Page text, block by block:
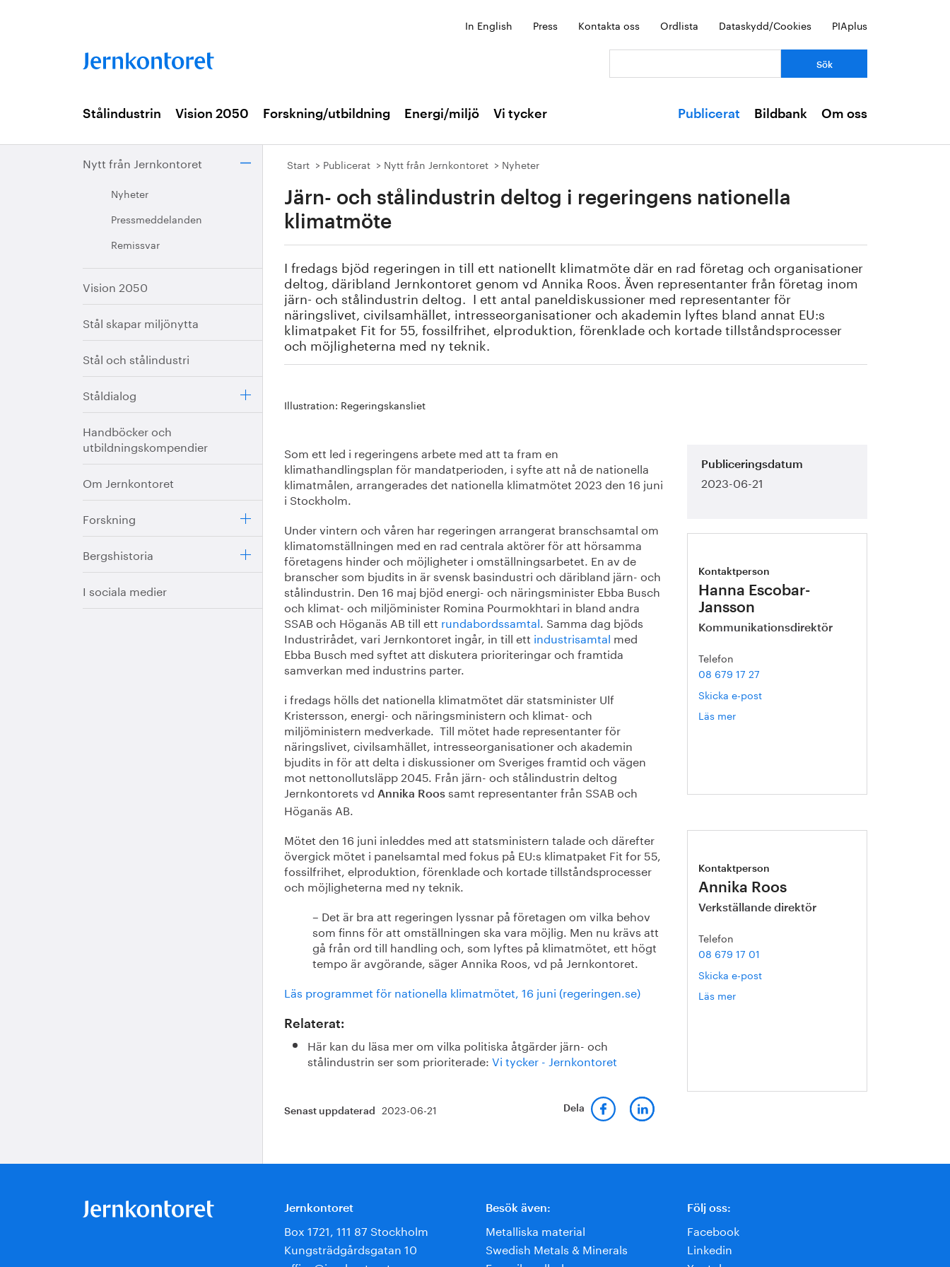
In English Press Kontakta oss Ordlista Dataskydd/Cookies PIAplus
Stålindustrin Vision 2050 Forskning/utbildning Energi/miljö Vi tycker Publicerat Bildbank Om oss
Nytt från Jernkontoret
Nyheter
Pressmeddelanden
Remissvar
Vision 2050
Stål skapar miljönytta
Stål och stålindustri
Ståldialog
Handböcker och
utbildningskompendier
Om Jernkontoret
Forskning
Bergshistoria
I sociala medier
Start Publicerat Nytt från Jernkontoret Nyheter
Järn- och stålindustrin deltog i regeringens nationella
klimatmöte
I fredags bjöd regeringen in till ett nationellt klimatmöte där en rad företag och organisationer
deltog, däribland Jernkontoret genom vd Annika Roos. Även representanter från företag inom
järn- och stålindustrin deltog. I ett antal paneldiskussioner med representanter för
näringslivet, civilsamhället, intresseorganisationer och akademin lyftes bland annat EU:s
klimatpaket Fit for 55, fossilfrihet, elproduktion, förenklade och kortade tillståndsprocesser
och möjligheterna med ny teknik.
Illustration: Regeringskansliet
Som ett led i regeringens arbete med att ta fram en
klimathandlingsplan för mandatperioden, i syfte att nå de nationella
klimatmålen, arrangerades det nationella klimatmötet 2023 den 16 juni
i Stockholm.
Under vintern och våren har regeringen arrangerat branschsamtal om
klimatomställningen med en rad centrala aktörer för att hörsamma
företagens hinder och möjligheter i omställningsarbetet. En av de
branscher som bjudits in är svensk basindustri och däribland järn- och
stålindustrin. Den 16 maj bjöd energi- och näringsminister Ebba Busch
och klimat- och miljöminister Romina Pourmokhtari in bland andra
SSAB och Höganäs AB till ett rundabordssamtal. Samma dag bjöds
Industrirådet, vari Jernkontoret ingår, in till ett industrisamtal med
Ebba Busch med syftet att diskutera prioriteringar och framtida
samverkan med industrins parter.
i fredags hölls det nationella klimatmötet där statsminister Ulf
Kristersson, energi- och näringsministern och klimat- och
miljöministern medverkade. Till mötet hade representanter för
näringslivet, civilsamhället, intresseorganisationer och akademin
bjudits in för att delta i diskussioner om Sveriges framtid och vägen
mot nettonollutsläpp 2045. Från järn- och stålindustrin deltog
Jernkontorets vd Annika Roos samt representanter från SSAB och
Höganäs AB.
Mötet den 16 juni inleddes med att statsministern talade och därefter
övergick mötet i panelsamtal med fokus på EU:s klimatpaket Fit for 55,
fossilfrihet, elproduktion, förenklade och kortade tillståndsprocesser
och möjligheterna med ny teknik.
– Det är bra att regeringen lyssnar på företagen om vilka behov
som finns för att omställningen ska vara möjlig. Men nu krävs att
gå från ord till handling och, som lyftes på klimatmötet, ett högt
tempo är avgörande, säger Annika Roos, vd på Jernkontoret.
Läs programmet för nationella klimatmötet, 16 juni (regeringen.se)
Relaterat:
Här kan du läsa mer om vilka politiska åtgärder järn- och
stålindustrin ser som prioriterade: Vi tycker - Jernkontoret
Senast uppdaterad 2023-06-21 Dela
Publiceringsdatum
2023-06-21
Kontaktperson
Hanna Escobar-
Jansson
Kommunikationsdirektör
Telefon
08 679 17 27
Skicka e-post
Läs mer
Kontaktperson
Annika Roos
Verkställande direktör
Telefon
08 679 17 01
Skicka e-post
Läs mer
Jernkontoret
Box 1721, 111 87 Stockholm
Kungsträdgårdsgatan 10
Besök även:
Metalliska material
Swedish Metals & Minerals
Följ oss:
Facebook
Linkedin